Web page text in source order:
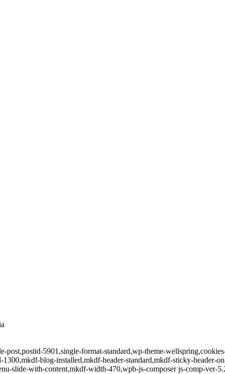
post,postid-5901,single-format-standard,wp-theme-
blog-installed,mkdf-header-standard,mkdf-sticky-
slide-with-content,mkdf-width-470,wpb-js-composer js-comp-ver-